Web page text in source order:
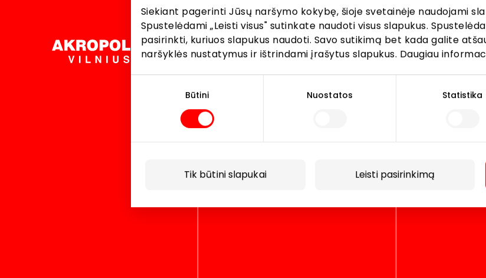
Siekiant pagerinti Jūsų naršymo kokybę, šioje svetainėje naudojami
Spustelėdami „Leisti visus" sutinkate naudoti visus slapukus.
pasirinkti, kuriuos slapukus naudoti. Savo sutikimą bet kada galite
naršyklės nustatymus ir ištrindami įrašytus slapukus. Daugiau
Būtini Nuostatos Statistika
Tik būtini slapukai Leisti pasirinkimą
Language:Lietuvių Location: